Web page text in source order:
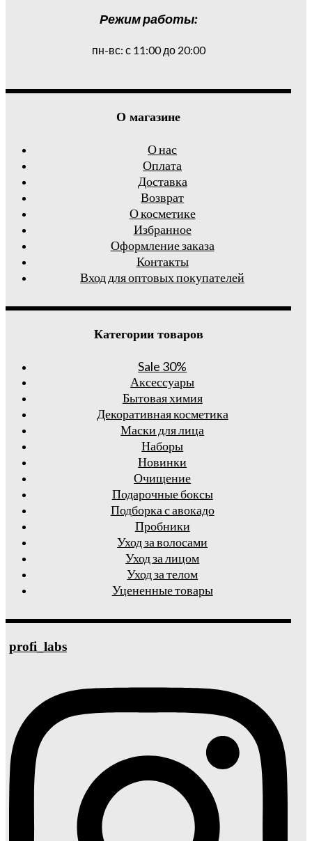
Режим работы:
пн-вс: с 11:00 до 20:00
О магазине
О нас
Оплата
Доставка
Возврат
О косметике
Избранное
Оформление заказа
Контакты
Вход для оптовых покупателей
Категории товаров
Sale 30%
Аксессуары
Бытовая химия
Декоративная косметика
Маски для лица
Наборы
Новинки
Очищение
Подарочные боксы
Подборка с авокадо
Пробники
Уход за волосами
Уход за лицом
Уход за телом
Уцененные товары
profi_labs